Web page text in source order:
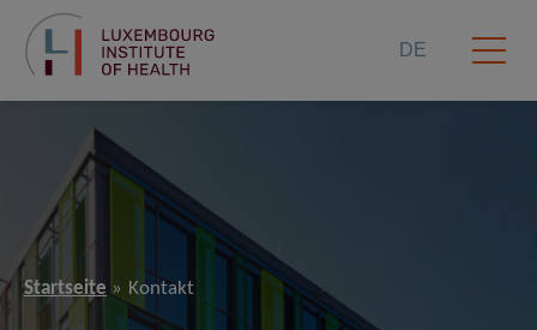
DE
Startseite Kontakt